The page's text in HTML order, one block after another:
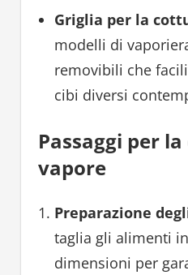
Griglia per la
modelli di
removibili che
cibi diversi
Passaggi per
vapore
Preparazione
taglia gli alimenti
dimensioni per